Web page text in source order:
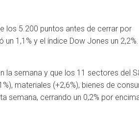
los 5.200 puntos antes de cerrar por
1,1% y el índice Dow Jones un
la semana y que los 11 sectores del
materiales (+2,6%), bienes de
semana, cerrando un 0,2% por